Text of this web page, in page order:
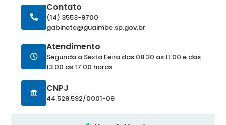
Contato
(14) 3553-9700
gabinete@guaimbe.sp.gov.br
Atendimento
Segunda a Sexta Feira das 08:30 as 11:00 e das
13:00 as 17:00 horas
CNPJ
44.529.592/0001-09